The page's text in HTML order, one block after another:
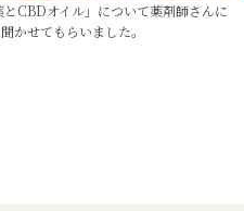
とCBDオイル」について薬剤師さんに
かせてもらいました。